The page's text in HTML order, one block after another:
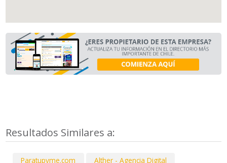
Resultados Similares a:
Paratupyme.com Alther - Agencia Digital